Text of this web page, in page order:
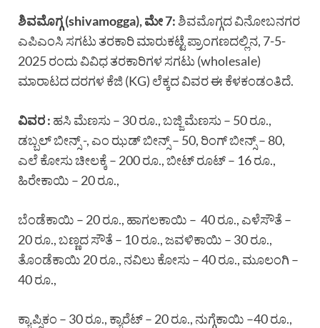
ಶಿವಮೊಗ್ಗ(shivamogga),ಮೇ7:ಶಿವಮೊಗ್ಗದ ವಿನೋಬನಗರ
ಎಪಿಎಂಸಿ ಸಗಟು ತರಕಾರಿ ಮಾರುಕಟ್ಟೆ ಪ್ರಾಂಗಣದಲ್ಲಿನ, 7-5-
2025 ರಂದು ವಿವಿಧ ತರಕಾರಿಗಳ ಸಗಟು (wholesale)
ಮಾರಾಟದ ದರಗಳ ಕೆಜಿ (KG) ಲೆಕ್ಕದ ವಿವರ ಈ ಕೆಳಕಂಡಂತಿದೆ.
ವಿವರ: ಹಸಿ ಮೆಣಸು – 30 ರೂ., ಬಜ್ಜಿ ಮೆಣಸು – 50 ರೂ.,
ಡಬ್ಬಲ್ ಬೀನ್ಸ್ -, ಎಂ ಝಡ್ ಬೀನ್ಸ್ – 50, ರಿಂಗ್ ಬೀನ್ಸ್ – 80,
ಎಲೆ ಕೋಸು ಚೀಲಕ್ಕೆ – 200 ರೂ., ಬೀಟ್ ರೂಟ್ – 16 ರೂ.,
ಹಿರೇಕಾಯಿ – 20 ರೂ.,
ಬೆಂಡೆಕಾಯಿ – 20 ರೂ., ಹಾಗಲಕಾಯಿ – 40 ರೂ., ಎಳೆಸೌತೆ –
20 ರೂ., ಬಣ್ಣದ ಸೌತೆ – 10 ರೂ., ಜವಳಿಕಾಯಿ – 30 ರೂ.,
ತೊಂಡೆಕಾಯಿ 20 ರೂ., ನವಿಲು ಕೋಸು – 40 ರೂ., ಮೂಲಂಗಿ –
40 ರೂ.,
ಕ್ಯಾಪ್ಸಿಕಂ – 30 ರೂ., ಕ್ಯಾರೆಟ್ – 20 ರೂ., ನುಗ್ಗೆಕಾಯಿ –40 ರೂ.,